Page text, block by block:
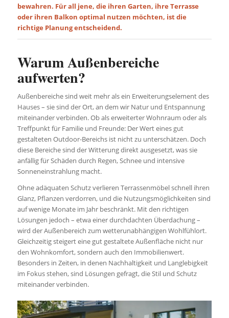
bewahren. Für all jene, die ihren Garten, ihre Terrasse
oder ihren Balkon optimal nutzen möchten, ist die
richtige Planung entscheidend.
Warum Außenbereiche
aufwerten?
Außenbereiche sind weit mehr als ein Erweiterungselement des
Hauses – sie sind der Ort, an dem wir Natur und Entspannung
miteinander verbinden. Ob als erweiterter Wohnraum oder als
Treffpunkt für Familie und Freunde: Der Wert eines gut
gestalteten Outdoor-Bereichs ist nicht zu unterschätzen. Doch
diese Bereiche sind der Witterung direkt ausgesetzt, was sie
anfällig für Schäden durch Regen, Schnee und intensive
Sonneneinstrahlung macht.
Ohne adäquaten Schutz verlieren Terrassenmöbel schnell ihren
Glanz, Pflanzen verdorren, und die Nutzungsmöglichkeiten sind
auf wenige Monate im Jahr beschränkt. Mit den richtigen
Lösungen jedoch – etwa einer durchdachten Überdachung –
wird der Außenbereich zum wetterunabhängigen Wohlfühlort.
Gleichzeitig steigert eine gut gestaltete Außenfläche nicht nur
den Wohnkomfort, sondern auch den Immobilienwert.
Besonders in Zeiten, in denen Nachhaltigkeit und Langlebigkeit
im Fokus stehen, sind Lösungen gefragt, die Stil und Schutz
miteinander verbinden.